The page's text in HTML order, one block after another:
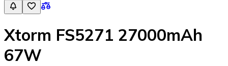
Xtorm FS5271 27000mAh
67W